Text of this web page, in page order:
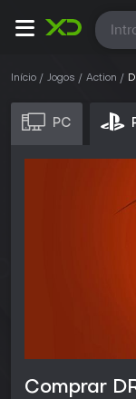
Início Jogos Action
PC
Comprar